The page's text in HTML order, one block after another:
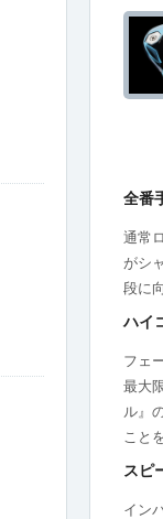
全番
通常
がシ
段に
ハイ
フェ
最大
ル』
こと
スピ
イン